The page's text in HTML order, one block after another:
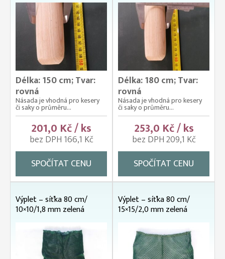
Délka: 150 cm; Tvar:
rovná
Násada je vhodná pro kesery
či saky o průměru...
201,0 Kč / ks
bez DPH 166,1 Kč
SPOČÍTAT CENU
Délka: 180 cm; Tvar:
rovná
Násada je vhodná pro kesery
či saky o průměru...
253,0 Kč / ks
bez DPH 209,1 Kč
SPOČÍTAT CENU
Výplet – síťka 80 cm/
10×10/1,8 mm zelená
Výplet – síťka 80 cm/
15×15/2,0 mm zelená